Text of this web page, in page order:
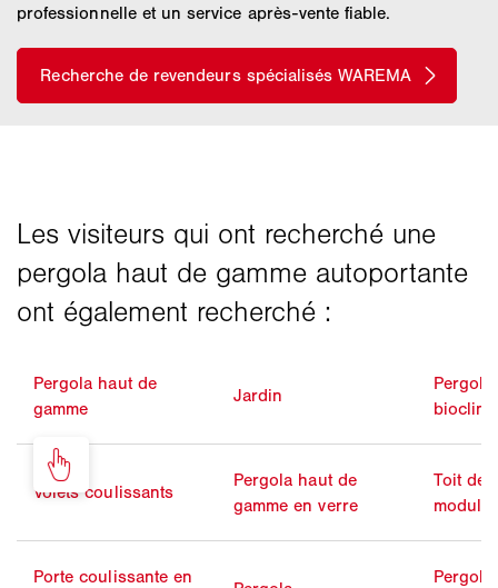
professionnelle et un service après-vente fiable.
Pergola haut de
gamme
Jardin
Pergola
Volets coulissants
Pergola haut de
gamme en verre
Toit de
Porte coulissante en